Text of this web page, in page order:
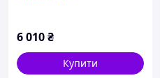
6 010₴
Купити